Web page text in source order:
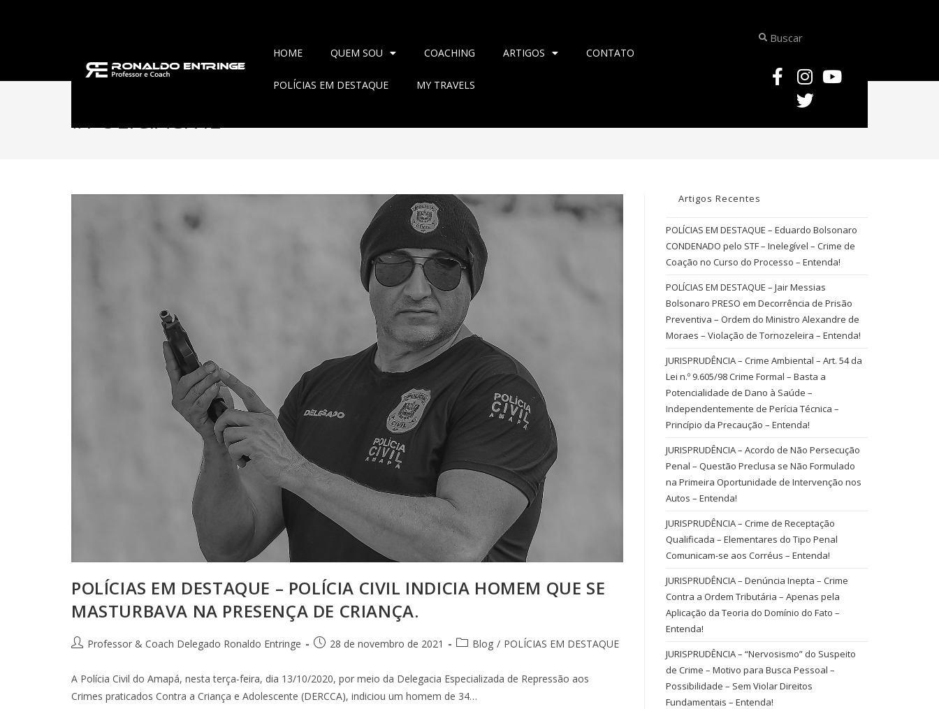
HOME QUEM SOU COACHING ARTIGOS CONTATO
POLÍCIAS EM DESTAQUE MY TRAVELS
#POLÍCIACIVIL
POLÍCIAS EM DESTAQUE – POLÍCIA CIVIL INDICIA HOMEM QUE SE
MASTURBAVA NA PRESENÇA DE CRIANÇA.
Professor & Coach Delegado Ronaldo Entringe 28 de novembro de 2021 Blog / POLÍCIAS EM DESTAQUE
A Polícia Civil do Amapá, nesta terça-feira, dia 13/10/2020, por meio da Delegacia Especializada de Repressão aos
Crimes praticados Contra a Criança e Adolescente (DERCCA), indiciou um homem de 34…
Artigos Recentes
POLÍCIAS EM DESTAQUE – Eduardo Bolsonaro
CONDENADO pelo STF – Inelegível – Crime de
Coação no Curso do Processo – Entenda!
POLÍCIAS EM DESTAQUE – Jair Messias
Bolsonaro PRESO em Decorrência de Prisão
Preventiva – Ordem do Ministro Alexandre de
Moraes – Violação de Tornozeleira – Entenda!
JURISPRUDÊNCIA – Crime Ambiental – Art. 54 da
Lei n.º 9.605/98 Crime Formal – Basta a
Potencialidade de Dano à Saúde –
Independentemente de Perícia Técnica –
Princípio da Precaução – Entenda!
JURISPRUDÊNCIA – Acordo de Não Persecução
Penal – Questão Preclusa se Não Formulado
na Primeira Oportunidade de Intervenção nos
Autos – Entenda!
JURISPRUDÊNCIA – Crime de Receptação
Qualificada – Elementares do Tipo Penal
Comunicam-se aos Corréus – Entenda!
JURISPRUDÊNCIA – Denúncia Inepta – Crime
Contra a Ordem Tributária – Apenas pela
Aplicação da Teoria do Domínio do Fato –
Entenda!
JURISPRUDÊNCIA – “Nervosismo” do Suspeito
de Crime – Motivo para Busca Pessoal –
Possibilidade – Sem Violar Direitos
Fundamentais – Entenda!